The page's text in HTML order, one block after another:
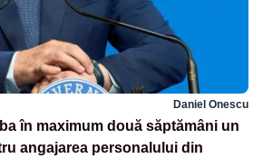
Daniel Onescu
în maximum două săptămâni un
angajarea personalului din